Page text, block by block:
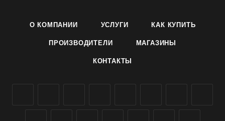
О КОМПАНИИ УСЛУГИ КАК КУПИТЬ
ПРОИЗВОДИТЕЛИ МАГАЗИНЫ
КОНТАКТЫ